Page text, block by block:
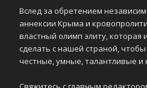
Вслед за обретением
аннексии Крыма и
властный олимп элиту,
сделать с нашей страной,
честные, умные, талантливые